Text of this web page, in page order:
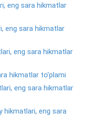
eng sara hikmatlar
eng sara hikmatlar
eng sara hikmatlar
hikmatlar to’plami
eng sara hikmatlar
hikmatlari, eng sara